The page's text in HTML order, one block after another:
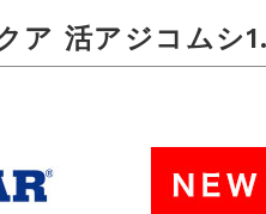
ア 活アジコムシ